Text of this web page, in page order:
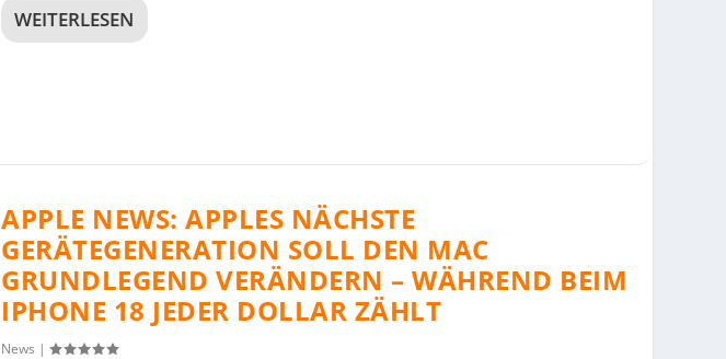
WEITERLESEN
APPLE NEWS: APPLES NÄCHSTE
GERÄTEGENERATION SOLL DEN MAC
GRUNDLEGEND VERÄNDERN – WÄHREND BEIM
IPHONE 18 JEDER DOLLAR ZÄHLT
News |